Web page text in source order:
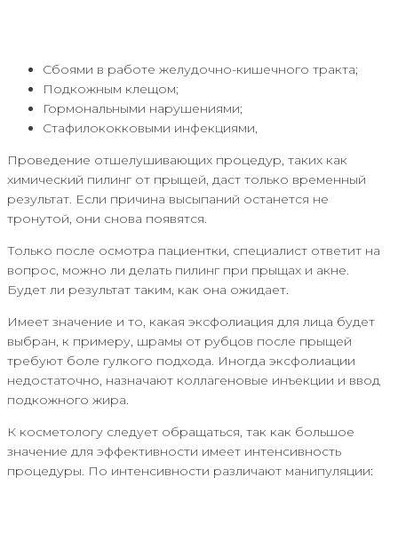
Сбоями в работе желудочно-кишечного тракта;
Подкожным клещом;
Гормональными нарушениями;
Стафилококковыми инфекциями,
Проведение отшелушивающих процедур, таких как
химический пилинг от прыщей, даст только временный
результат. Если причина высыпаний останется не
тронутой, они снова появятся.
Только после осмотра пациентки, специалист ответит на
вопрос, можно ли делать пилинг при прыщах и акне.
Будет ли результат таким, как она ожидает.
Имеет значение и то, какая эксфолиация для лица будет
выбран, к примеру, шрамы от рубцов после прыщей
требуют боле гулкого подхода. Иногда эксфолиации
недостаточно, назначают коллагеновые инъекции и ввод
подкожного жира.
К косметологу следует обращаться, так как большое
значение для эффективности имеет интенсивность
процедуры. По интенсивности различают манипуляции: